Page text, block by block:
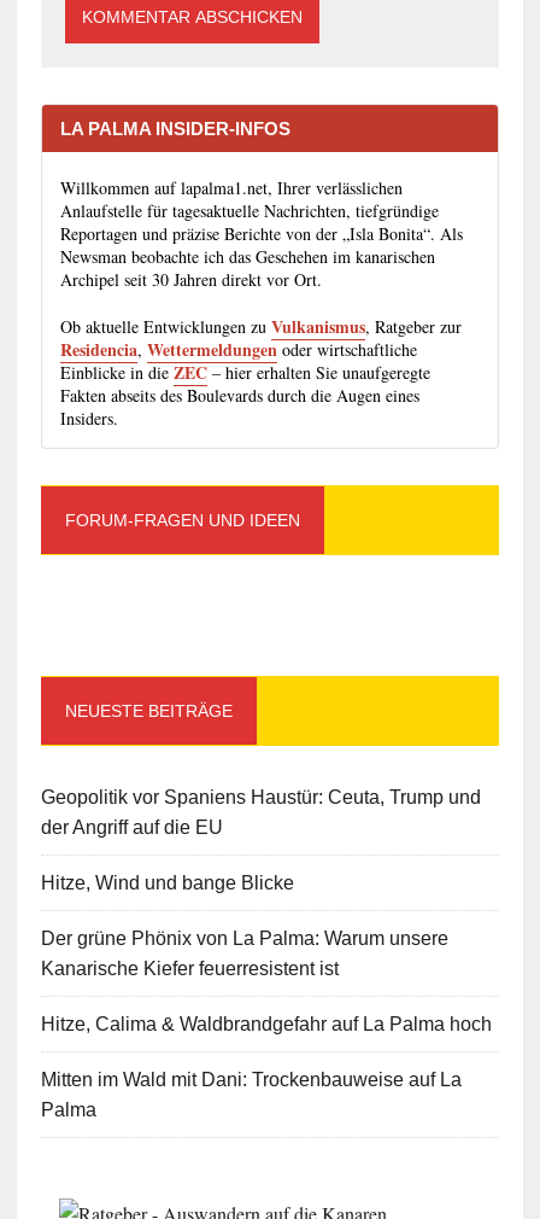
LA PALMA INSIDER-INFOS
Willkommen auf lapalma1.net, Ihrer verlässlichen
Anlaufstelle für tagesaktuelle Nachrichten, tiefgründige
Reportagen und präzise Berichte von der „Isla Bonita“. Als
Newsman beobachte ich das Geschehen im kanarischen
Archipel seit 30 Jahren direkt vor Ort.
Ob aktuelle Entwicklungen zu Vulkanismus, Ratgeber zur
Residencia, Wettermeldungenoder wirtschaftliche
Einblicke in die ZEC– hier erhalten Sie unaufgeregte
Fakten abseits des Boulevards durch die Augen eines
Insiders.
FORUM-FRAGEN UND IDEEN
NEUESTE BEITRÄGE
Geopolitik vor Spaniens Haustür: Ceuta, Trump und
der Angriff auf die EU
Hitze, Wind und bange Blicke
Der grüne Phönix von La Palma: Warum unsere
Kanarische Kiefer feuerresistent ist
Hitze, Calima & Waldbrandgefahr auf La Palma hoch
Mitten im Wald mit Dani: Trockenbauweise auf La
Palma